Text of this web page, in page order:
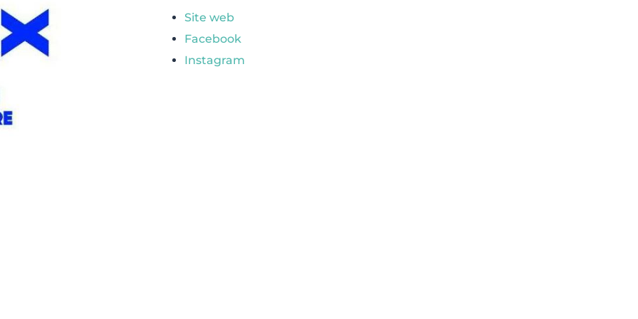
Site web
Facebook
Instagram